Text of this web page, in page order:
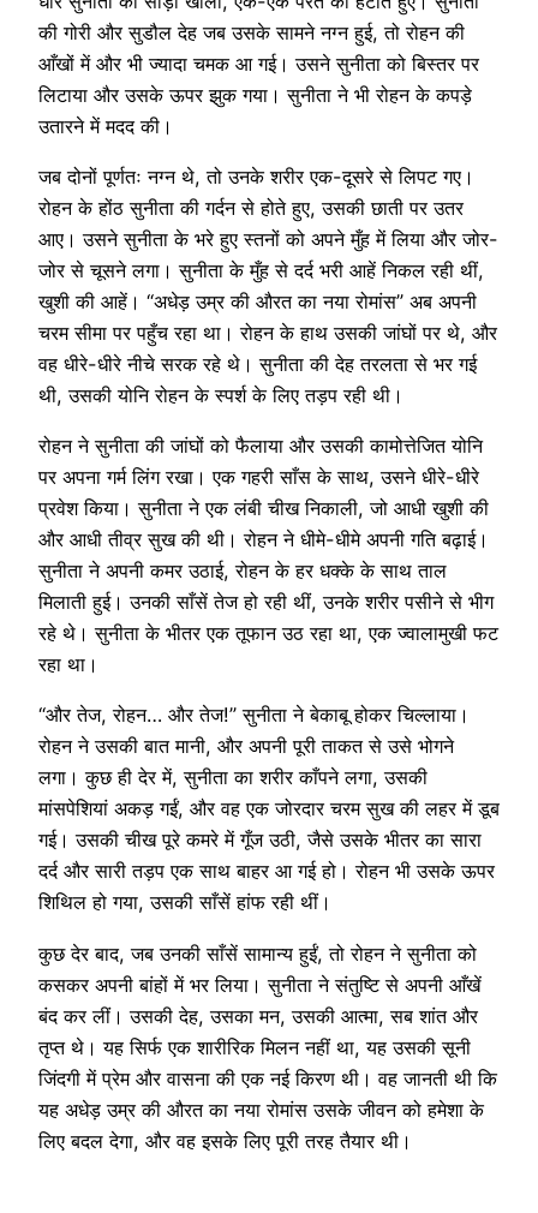
की गोरी और सुडौल देह जब उसके सामने नग्न हुई, तो रोहन की
आँखों में और भी ज्यादा चमक आ गई। उसने सुनीता को बिस्तर पर
लिटाया और उसके ऊपर झुक गया। सुनीता ने भी रोहन के कपड़े
उतारने में मदद की।
जब दोनों पूर्णतः नग्न थे, तो उनके शरीर एक-दूसरे से लिपट गए।
रोहन के होंठ सुनीता की गर्दन से होते हुए, उसकी छाती पर उतर
आए। उसने सुनीता के भरे हुए स्तनों को अपने मुँह में लिया और जोर-
जोर से चूसने लगा। सुनीता के मुँह से दर्द भरी आहें निकल रही थीं,
खुशी की आहें। “अधेड़ उम्र की औरत का नया रोमांस” अब अपनी
चरम सीमा पर पहुँच रहा था। रोहन के हाथ उसकी जांघों पर थे, और
वह धीरे-धीरे नीचे सरक रहे थे। सुनीता की देह तरलता से भर गई
थी, उसकी योनि रोहन के स्पर्श के लिए तड़प रही थी।
रोहन ने सुनीता की जांघों को फैलाया और उसकी कामोत्तेजित योनि
पर अपना गर्म लिंग रखा। एक गहरी साँस के साथ, उसने धीरे-धीरे
प्रवेश किया। सुनीता ने एक लंबी चीख निकाली, जो आधी खुशी की
और आधी तीव्र सुख की थी। रोहन ने धीमे-धीमे अपनी गति बढ़ाई।
सुनीता ने अपनी कमर उठाई, रोहन के हर धक्के के साथ ताल
मिलाती हुई। उनकी साँसें तेज हो रही थीं, उनके शरीर पसीने से भीग
रहे थे। सुनीता के भीतर एक तूफान उठ रहा था, एक ज्वालामुखी फट
रहा था।
“और तेज, रोहन… और तेज!” सुनीता ने बेकाबू होकर चिल्लाया।
रोहन ने उसकी बात मानी, और अपनी पूरी ताकत से उसे भोगने
लगा। कुछ ही देर में, सुनीता का शरीर काँपने लगा, उसकी
मांसपेशियां अकड़ गईं, और वह एक जोरदार चरम सुख की लहर में डूब
गई। उसकी चीख पूरे कमरे में गूँज उठी, जैसे उसके भीतर का सारा
दर्द और सारी तड़प एक साथ बाहर आ गई हो। रोहन भी उसके ऊपर
शिथिल हो गया, उसकी साँसें हांफ रही थीं।
कुछ देर बाद, जब उनकी साँसें सामान्य हुईं, तो रोहन ने सुनीता को
कसकर अपनी बांहों में भर लिया। सुनीता ने संतुष्टि से अपनी आँखें
बंद कर लीं। उसकी देह, उसका मन, उसकी आत्मा, सब शांत और
तृप्त थे। यह सिर्फ एक शारीरिक मिलन नहीं था, यह उसकी सूनी
जिंदगी में प्रेम और वासना की एक नई किरण थी। वह जानती थी कि
यह अधेड़ उम्र की औरत का नया रोमांस उसके जीवन को हमेशा के
लिए बदल देगा, और वह इसके लिए पूरी तरह तैयार थी।